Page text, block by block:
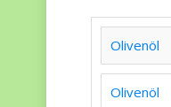
Olivenöl
Olivenöl